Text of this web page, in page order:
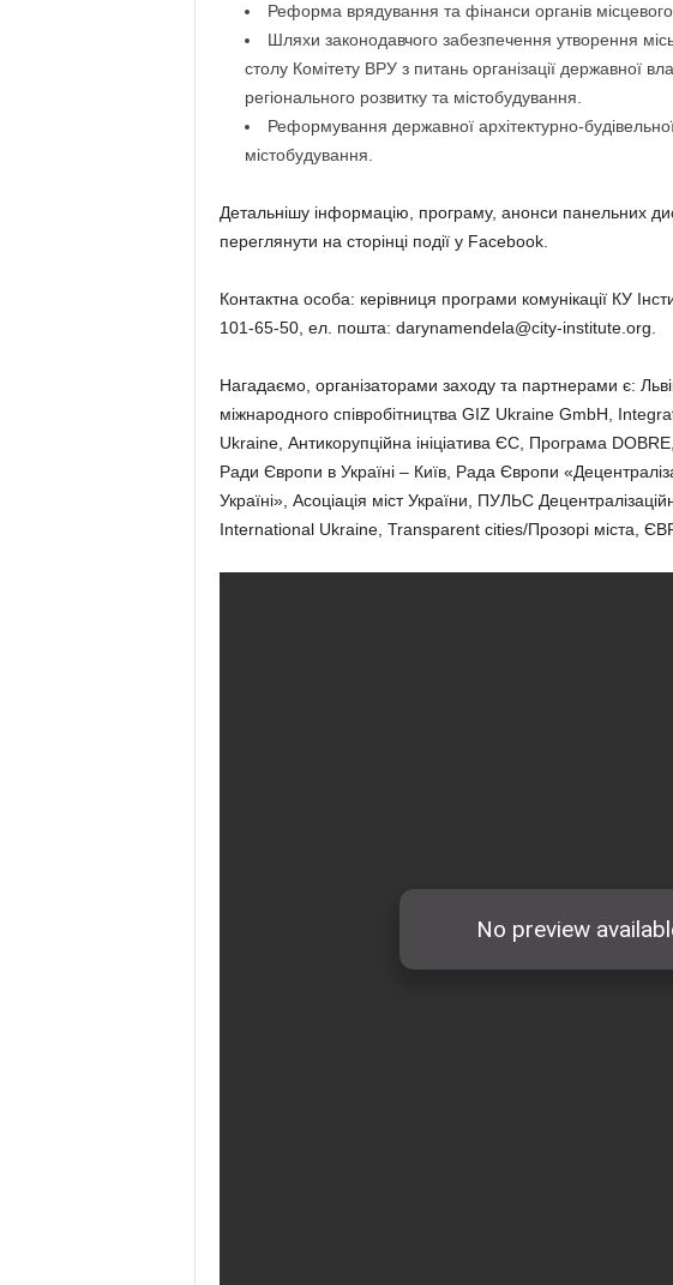
Реформа врядування та фінанси органів
Шляхи законодавчого забезпечення утворення
столу Комітету ВРУ з питань організації державної
регіонального розвитку та містобудування.
Реформування державної архітектурно-
містобудування.
Детальнішу інформацію, програму, анонси панельних
переглянути на сторінці події у Facebook.
Контактна особа: керівниця програми комунікації КУ
101-65-50, ел. пошта: darynamendela@city-institute.org.
Нагадаємо, організаторами заходу та партнерами є:
міжнародного співробітництва GIZ Ukraine GmbH,
Ukraine, Антикорупційна ініціатива ЄС, Програма
Ради Європи в Україні – Київ, Рада Європи
Україні», Асоціація міст України, ПУЛЬС
International Ukraine, Transparent cities/Прозорі міста,